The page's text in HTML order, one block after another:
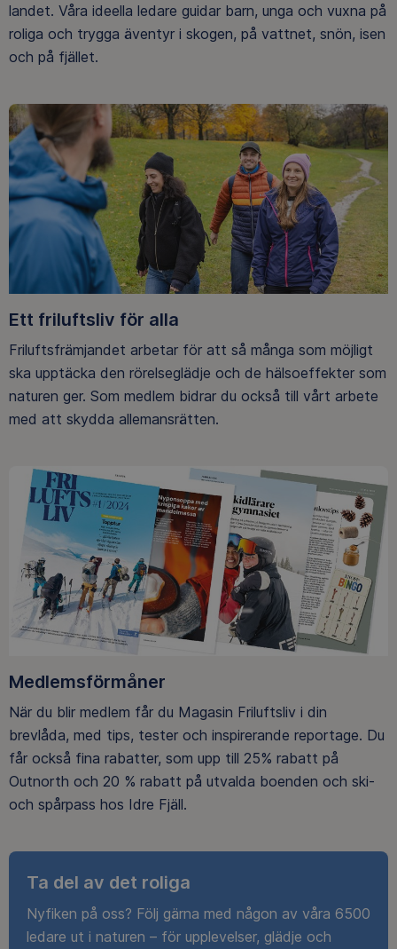
landet. Våra ideella ledare guidar barn, unga och vuxna på
roliga och trygga äventyr i skogen, på vattnet, snön, isen
och på fjället.
Ett friluftsliv för alla
Friluftsfrämjandet arbetar för att så många som möjligt
ska upptäcka den rörelseglädje och de hälsoeffekter som
naturen ger. Som medlem bidrar du också till vårt arbete
med att skydda allemansrätten.
Medlemsförmåner
När du blir medlem får du Magasin Friluftsliv i din
brevlåda, med tips, tester och inspirerande reportage. Du
får också fina rabatter, som upp till 25% rabatt på
Outnorth och 20 % rabatt på utvalda boenden och ski-
och spårpass hos Idre Fjäll.
Ta del av det roliga
Nyfiken på oss? Följ gärna med någon av våra 6500
ledare ut i naturen – för upplevelser, glädje och